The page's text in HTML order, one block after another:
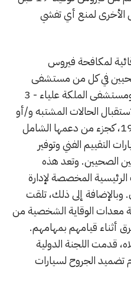
الأخرى لمنع أي تفشي
لمكافحة فيروس
الصحيين في كل من مستشفى
البشير، ومستشفى الأمير حمزة ومستشفى الملكة علياء - 3
الحالات المشتبه و/أو
المؤكد إصابتها بفيروس كوفيد-19، كجزء من دعمها الشامل
التقييم الفني وتوفير
الصحيين. وتعد هذه
المخصصة لإدارة
19 في الأردن. وبالإضافة إلى ذلك، تلقت
معدات الوقاية الشخصية من
أثناء قيامهم بمهامهم.
قدمت اللجنة الدولية
تضميد الجروح لسيارات